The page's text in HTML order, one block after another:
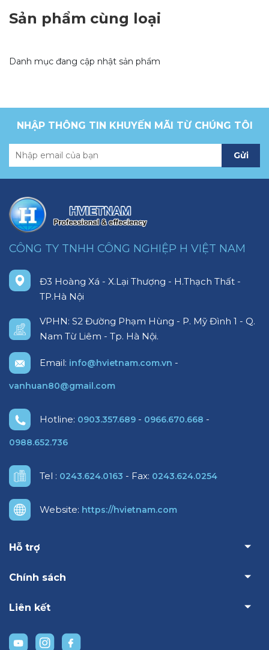
Sản phẩm cùng loại
Danh mục đang cập nhật sản phẩm
NHẬP THÔNG TIN KHUYẾN MÃI TỪ CHÚNG TÔI
Gửi
CÔNG TY TNHH CÔNG NGHIỆP H VIỆT NAM
Đ3 Hoàng Xá - X.Lại Thượng - H.Thạch Thất -
TP.Hà Nội
VPHN: S2 Đường Phạm Hùng - P. Mỹ Đình 1 - Q.
Nam Từ Liêm - Tp. Hà Nội.
Email: info@hvietnam.com.vn -
vanhuan80@gmail.com
Hotline: 0903.357.689 - 0966.670.668 -
0988.652.736
Tel : 0243.624.0163 - Fax: 0243.624.0254
Website: https://hvietnam.com
Hỗ trợ
Chính sách
Liên kết